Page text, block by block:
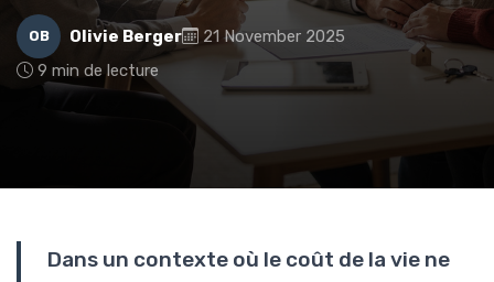
OB Olivie Berger
21 November 2025
9 min de lecture
Dans un contexte où le coût de la vie ne